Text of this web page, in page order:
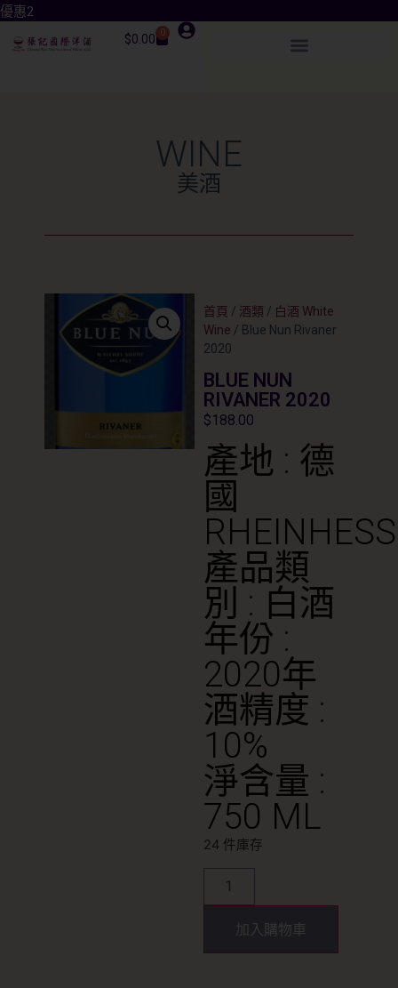
$0.00 0
WINE
美酒
首頁 / 酒類 / 白酒 White
Wine / Blue Nun Rivaner
2020
BLUE NUN
RIVANER 2020
$188.00
產地 : 德
國
產品類
別 : 白酒
年份 :
2020年
酒精度 :
10%
淨含量 :
750 ML
24 件庫存
加入購物車